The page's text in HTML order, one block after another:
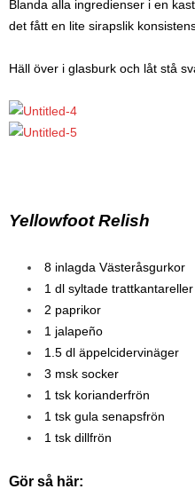
Blanda alla ingredienser i en
det fått en lite sirapslik
Häll över i glasburk och låt stå
Yellowfoot Relish
8 inlagda Västeråsgurkor
1 dl syltade trattkantareller
2 paprikor
1 jalapeño
1.5 dl äppelcidervinäger
3 msk socker
1 tsk korianderfrön
1 tsk gula senapsfrön
1 tsk dillfrön
Gör så här: